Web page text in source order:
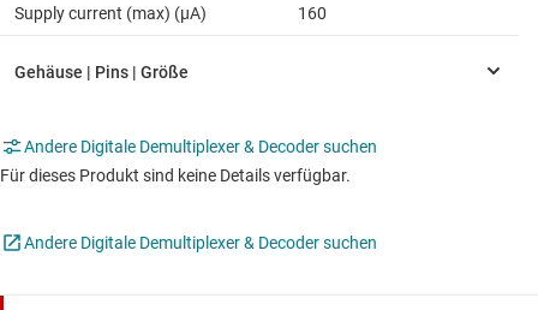
Supply current (max) (µA) 160
Andere Digitale Demultiplexer & Decoder suchen
Für dieses Produkt sind keine Details verfügbar.
Andere Digitale Demultiplexer & Decoder suchen